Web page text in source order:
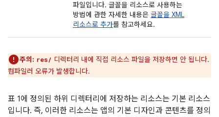
파일입니다. 글꼴을 리소스로 사용하는
방법에 관한 자세한 내용은 글꼴을 XML
리소스로 추가를 참고하세요.
주의: res/ 디렉터리 내에 직접 리소스 파일을 저장하면 안 됩니다.
컴파일러 오류가 발생합니다.
표 1에 정의된 하위 디렉터리에 저장하는 리소스는 기본 리소스
입니다. 즉, 이러한 리소스는 앱의 기본 디자인과 콘텐츠를 정의